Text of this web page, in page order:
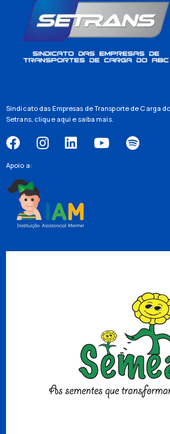
Sindicato das Empresas de Transporte de Carga
Setrans, clique aqui e saiba mais.
Apoio a: